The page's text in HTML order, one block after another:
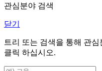
관심분야 검색
닫기
트리 또는 검색을 통해 관
클릭 하십시오.